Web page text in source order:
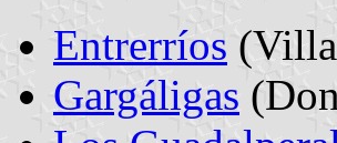
Entrerríos
Gargáligas